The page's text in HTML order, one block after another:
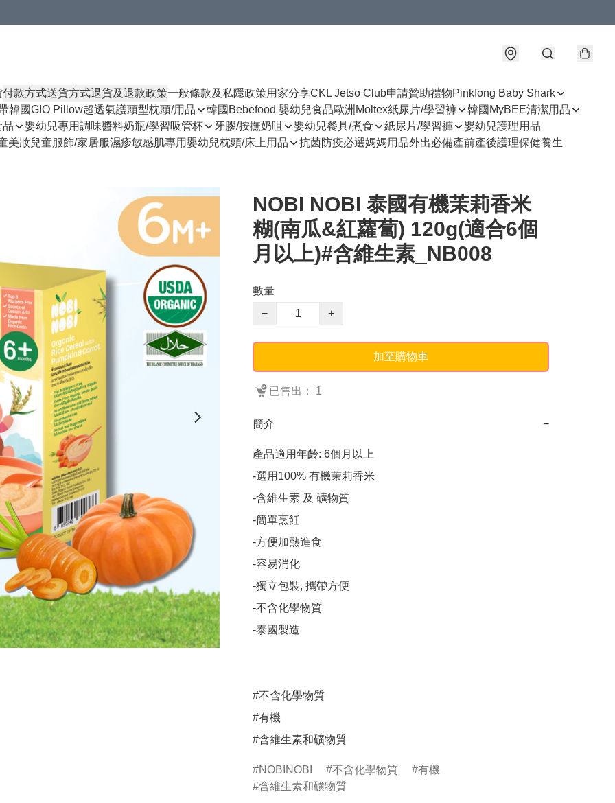
付款方式送貨方式退貨及退款政策一般條款及私隱政策用家分享CKL Jetso Club申請贊助禮物Pinkfong Baby Shark
韓國GIO Pillow超透氣護頭型枕頭/用品 韓國Bebefood 嬰幼兒食品歐洲Moltex紙尿片/學習褲
韓國MyBEE清潔用品
品
嬰幼兒專用調味醬料奶瓶/學習吸管杯 牙膠/按撫奶咀 嬰幼兒餐具/煮食 紙尿片/學習褲
嬰幼兒護理用品
美妝兒童服飾/家居服濕疹敏感肌專用嬰幼兒枕頭/床上用品 抗菌防疫必選媽媽用品外出必備產前產後護理保健養生
NOBI NOBI 泰國有機茉莉香米
糊(南瓜&紅蘿蔔) 120g(適合6個
月以上)#含維生素_NB008
數量
−
+
加至購物車
已售出： 1
簡介 −
產品適用年齡: 6個月以上
-選用100% 有機茉莉香米
-含維生素 及 礦物質
-簡單烹飪
-方便加熱進食
-容易消化
-獨立包裝, 攜帶方便
-不含化學物質
-泰國製造
#不含化學物質
#有機
#含維生素和礦物質
NOBINOBI 不含化學物質
有機
含維生素和礦物質